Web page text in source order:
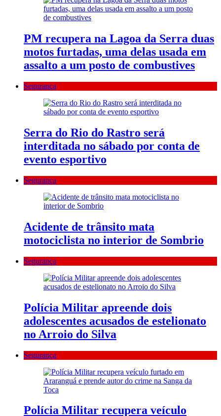
PM recupera na Lagoa da Serra duas
motos furtadas, uma delas usada em
assalto a um posto de combustives
Segurança
Serra do Rio do Rastro será
interditada no sábado por conta de
evento esportivo
Segurança
Acidente de trânsito mata
motociclista no interior de Sombrio
Segurança
Polícia Militar apreende dois
adolescentes acusados de estelionato
no Arroio do Silva
Segurança
Polícia Militar recupera veículo